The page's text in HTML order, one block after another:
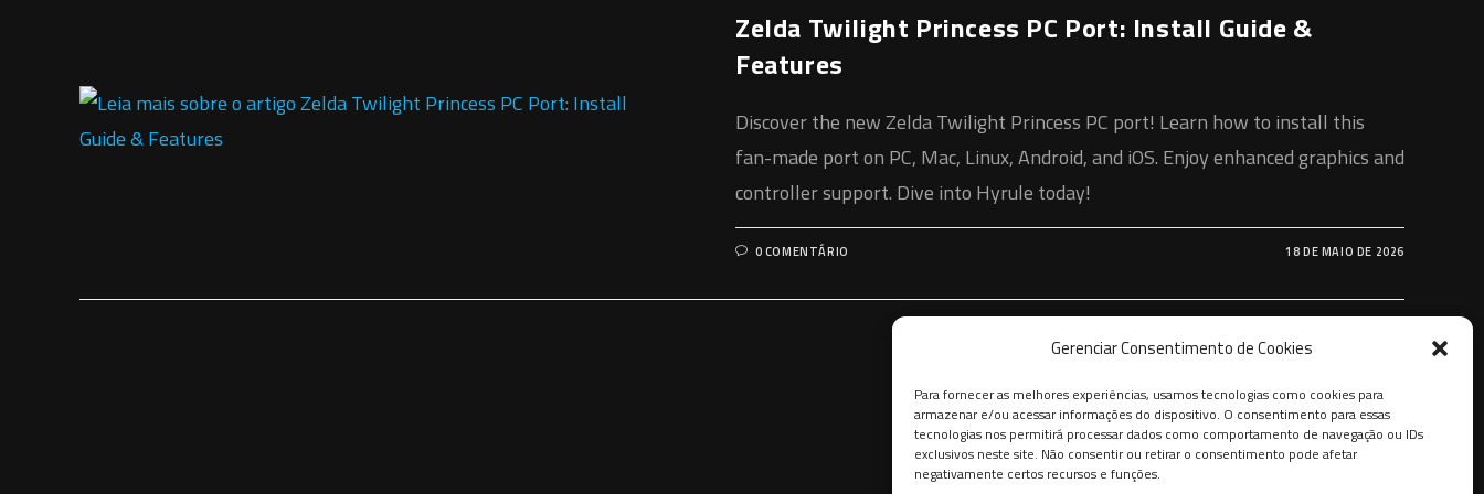
Gerenciar Consentimento de Cookies
Para fornecer as melhores experiências, usamos tecnologias como cookies para
armazenar e/ou acessar informações do dispositivo. O consentimento para essas
tecnologias nos permitirá processar dados como comportamento de navegação ou IDs
exclusivos neste site. Não consentir ou retirar o consentimento pode afetar
negativamente certos recursos e funções.
Zelda Twilight Princess PC Port: Install Guide &
Features
Discover the new Zelda Twilight Princess PC port! Learn how to install this
fan-made port on PC, Mac, Linux, Android, and iOS. Enjoy enhanced graphics and
controller support. Dive into Hyrule today!
0 COMENTÁRIO 18 DE MAIO DE 2026